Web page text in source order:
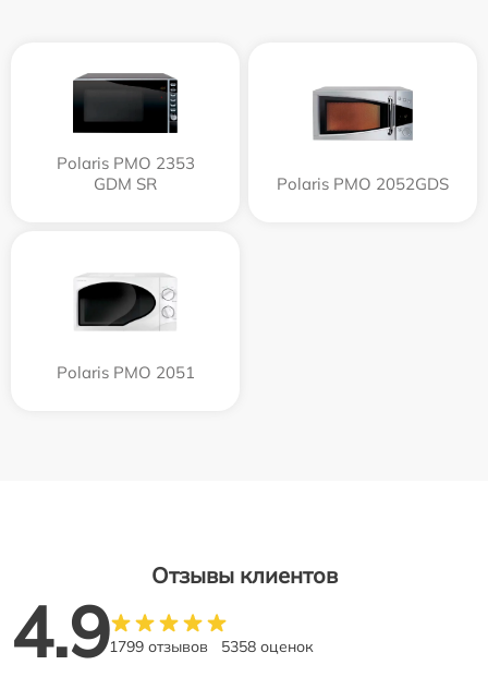
Polaris PMO 2353
GDM SR
Polaris PMO 2052GDS
Polaris PMO 2051
Отзывы клиентов
4.91799 отзывов 5358 оценок